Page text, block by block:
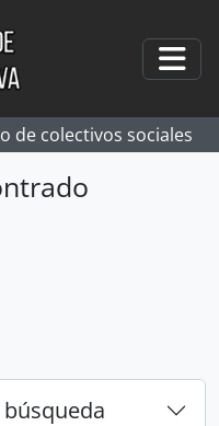
de colectivos sociales